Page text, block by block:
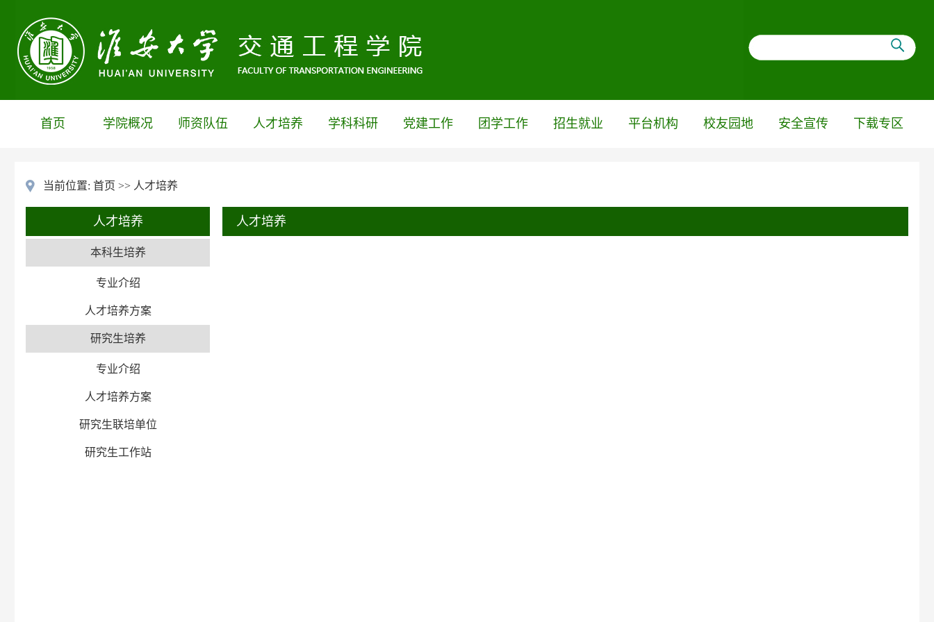
首页 学院概况 师资队伍 人才培养 学科科研 党建工作 团学工作 招生就业 平台机构 校友园地 安全宣传 下载专区
当前位置: 首页 >> 人才培养
人才培养
本科生培养
专业介绍
人才培养方案
研究生培养
专业介绍
人才培养方案
研究生联培单位
研究生工作站
人才培养